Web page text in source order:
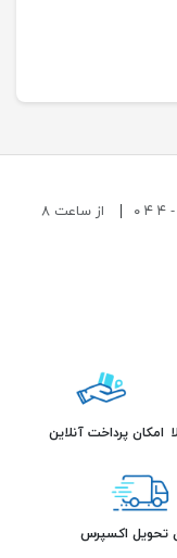
| از ساعت ۸
امکان پرداخت آنلاین
تحویل اکسپرس